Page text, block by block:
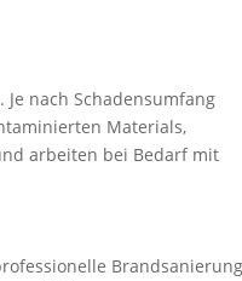
nach Schadensumfang
Materials,
arbeiten bei Bedarf mit